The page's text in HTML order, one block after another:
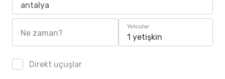
antalya
Ne zaman?
Yolcular
1 yetişkin
Direkt uçuşlar